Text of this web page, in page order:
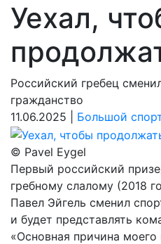
Уехал,
Российский гребец
гражданство
11.06.2025 | Большой
© Pavel Eygel
Первый российский
гребному слалому (2018
Павел Эйгель сменил
и будет представлять
«Основная причина